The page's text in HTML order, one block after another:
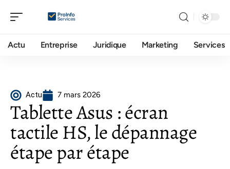
Actu Entreprise Juridique Marketing Services
Actu 7 mars 2026
Tablette Asus : écran
tactile HS, le dépannage
étape par étape